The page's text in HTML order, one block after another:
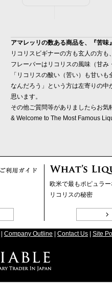
アマレッリの数ある商品を、『苦
リコリスビギナーの方も玄人の方
フレーバーはリコリスの風味（甘
「リコリスの酸い（苦い）も甘い
なんだろう」という方は左寄りの
思います。
その他ご質問等がありましたらお気
& Welcome to The Most Famous
欧米で最もポピュラ
リコリスの秘密
| Company Outline | Contact Us | Site